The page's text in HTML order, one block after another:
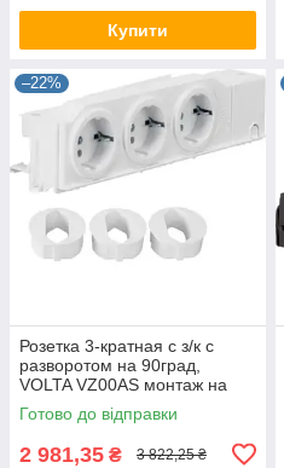
Купити
–22%
Розетка 3-кратная с з/к с
разворотом на 90град,
VOLTA VZ00AS монтаж на
DIN-рейку или плиту Hager,
(Smart Rozetka)
Готово до відправки
2 981,35 ₴ 3 822,25 ₴